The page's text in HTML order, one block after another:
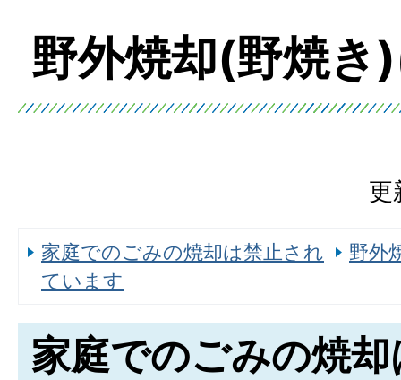
野外焼却(野焼き
更
家庭でのごみの焼却は禁止され
ています
野外
家庭でのごみの焼